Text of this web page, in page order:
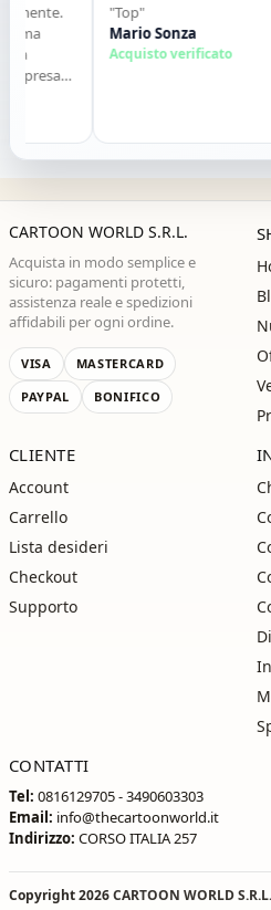
"Top"
Mario Sonza
Acquisto verificato
CARTOON WORLD S.R.L.
Acquista in modo semplice e
sicuro: pagamenti protetti,
assistenza reale e spedizioni
affidabili per ogni ordine.
VISA
MASTERCARD
PAYPAL
BONIFICO
CLIENTE
Account
Carrello
Lista desideri
Checkout
Supporto
CONTATTI
Tel: 0816129705 - 3490603303
Email: info@thecartoonworld.it
Indirizzo: CORSO ITALIA 257
Copyright 2026CARTOON WORLD S.R.L.